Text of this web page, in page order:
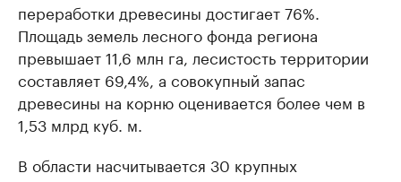
переработки древесины достигает 76%.
Площадь земель лесного фонда региона
превышает 11,6 млн га, лесистость территории
составляет 69,4%, а совокупный запас
древесины на корню оценивается более чем в
1,53 млрд куб. м.
В области насчитывается 30 крупных